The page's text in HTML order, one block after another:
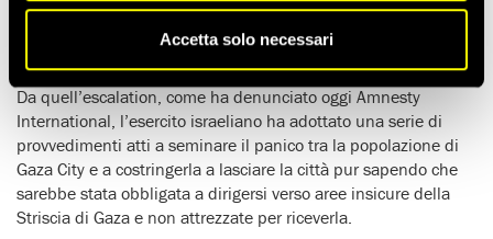
Accetta solo necessari
sovraffollate nel sud della Striscia di Gaza occupata, senza
acqua potabile, cibo, cure mediche e strutture fondamentali
Da quell’escalation, come ha denunciato oggi Amnesty
International, l’esercito israeliano ha adottato una serie di
provvedimenti atti a seminare il panico tra la popolazione di
Gaza City e a costringerla a lasciare la città pur sapendo che
sarebbe stata obbligata a dirigersi verso aree insicure della
Striscia di Gaza e non attrezzate per riceverla.